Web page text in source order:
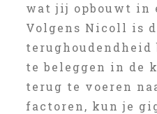
wat jij opbouwt in
Volgens Nicoll is
terughoudendheid
te beleggen in de
terug te voeren
factoren, kun je